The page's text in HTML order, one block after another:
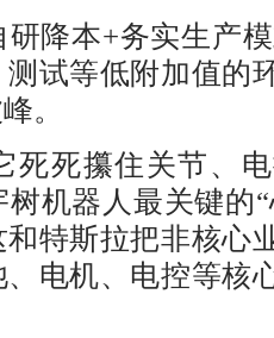
本+务实生产模
试等低附加值的
。
死攥住关节、电
机器人最关键的
特斯拉把非核心
电机、电控等核